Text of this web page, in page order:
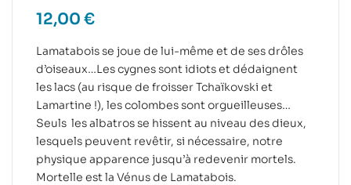
12,00 €
Lamatabois se joue de lui-même et de ses drôles
d’oiseaux…Les cygnes sont idiots et dédaignent
les lacs (au risque de froisser Tchaïkovski et
Lamartine !), les colombes sont orgueilleuses…
Seuls les albatros se hissent au niveau des dieux,
lesquels peuvent revêtir, si nécessaire, notre
physique apparence jusqu’à redevenir mortels.
Mortelle est la Vénus de Lamatabois.